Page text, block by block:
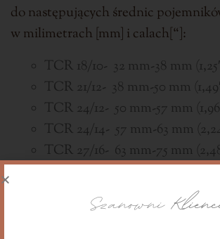
do następujących średnic
w milimetrach [mm] i calach[“]:
TCR 18/10- 32 mm-38 mm
TCR 21/12- 38 mm-50 mm
TCR 24/12- 50 mm-57 mm
TCR 24/14- 57 mm-63 mm
TCR 27/16- 63 mm-75 mm
TCR 33/18- 83 mm-89 mm
TCR 33/20- 89 mm-95 mm (3,5″-
Szanowni